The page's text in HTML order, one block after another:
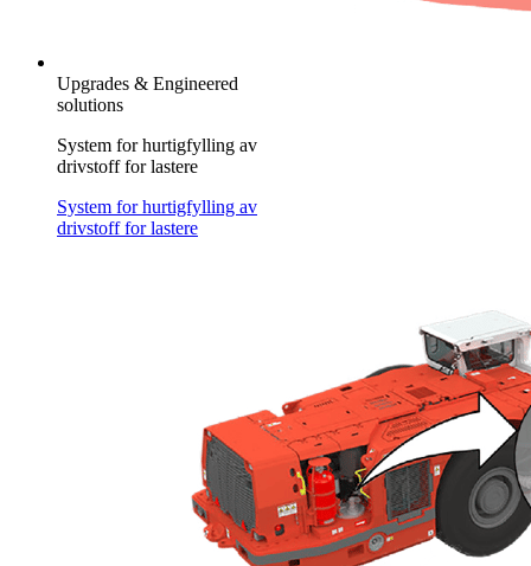
Upgrades & Engineered
solutions
System for hurtigfylling av
drivstoff for lastere
System for hurtigfylling av
drivstoff for lastere